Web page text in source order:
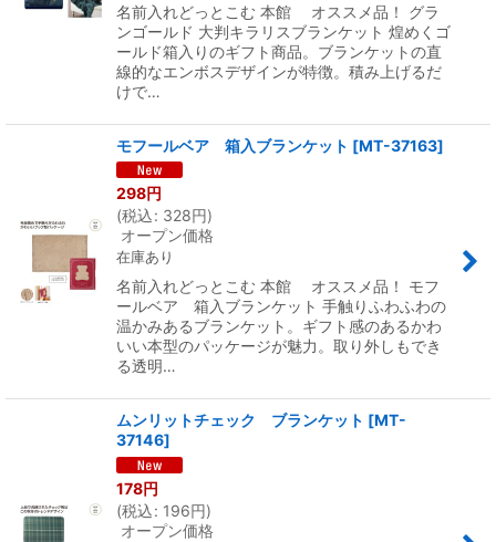
名前入れどっとこむ 本館 オススメ品！ グラ
ンゴールド 大判キラリスブランケット 煌めくゴ
ールド箱入りのギフト商品。ブランケットの直
線的なエンボスデザインが特徴。積み上げるだ
けで…
モフールベア 箱入ブランケット [MT-37163]
298円
(税込: 328円)
オープン価格
在庫あり
名前入れどっとこむ 本館 オススメ品！ モフ
ールベア 箱入ブランケット 手触りふわふわの
温かみあるブランケット。ギフト感のあるかわ
いい本型のパッケージが魅力。取り外しもでき
る透明…
ムンリットチェック ブランケット [MT-
37146]
178円
(税込: 196円)
オープン価格